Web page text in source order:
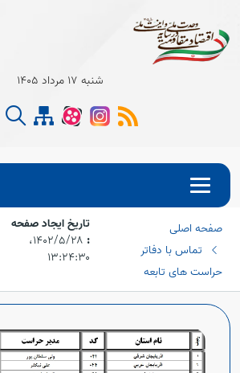
شنبه 17 مرداد 1405
صفحه اصلی
تماس با دفاتر
حراست های تابعه
تاریخ ایجاد صفحه
:
۱۴۰۲/۵/۲۸،‏
۱۳:۲۴:۳۰